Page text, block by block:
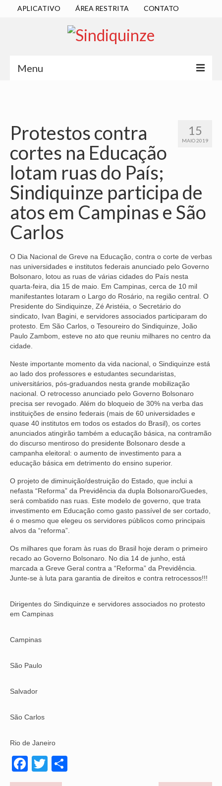
APLICATIVO ÁREA RESTRITA CONTATO
Menu
DIRETORIA EXECUTIVA
ESTATUTO
LOCALIZAÇÃO
QUEM SOMOS
NOSSA HISTÓRIA
SUBSEDES
ARAÇATUBA
BAURU
PRESIDENTE PRUDENTE
RIBEIRÃO PRETO
SÃO JOSÉ DOS CAMPOS
SÃO JOSÉ DO RIO PRETO
SOROCABA
NOTÍCIAS
BOLETIM
VÍDEOS
CONVÊNIOS
SINDICALIZE-SE
JURÍDICO
APOSENTADOS
AGENTES DE POLÍCIA JUDICIAL
ANALISTAS JUDICIÁRIOS
LGBTQIA+
MULHERES
TÉCNICOS JUDICIÁRIOS
TECNOLOGIA DA INFORMAÇÃO
15
MAIO 2019
Protestos contra
cortes na Educação
lotam ruas do País;
Sindiquinze participa de
atos em Campinas e São
Carlos
O Dia Nacional de Greve na Educação, contra o corte de verbas
nas universidades e institutos federais anunciado pelo Governo
Bolsonaro, lotou as ruas de várias cidades do País nesta
quarta-feira, dia 15 de maio. Em Campinas, cerca de 10 mil
manifestantes lotaram o Largo do Rosário, na região central. O
Presidente do Sindiquinze, Zé Aristéia, o Secretário do
sindicato, Ivan Bagini, e servidores associados participaram do
protesto. Em São Carlos, o Tesoureiro do Sindiquinze, João
Paulo Zambom, esteve no ato que reuniu milhares no centro da
cidade.
Neste importante momento da vida nacional, o Sindiquinze está
ao lado dos professores e estudantes secundaristas,
universitários, pós-graduandos nesta grande mobilização
nacional. O retrocesso anunciado pelo Governo Bolsonaro
precisa ser revogado. Além do bloqueio de 30% na verba das
instituições de ensino federais (mais de 60 universidades e
quase 40 institutos em todos os estados do Brasil), os cortes
anunciados atingirão também a educação básica, na contramão
do discurso mentiroso do presidente Bolsonaro desde a
campanha eleitoral: o aumento de investimento para a
educação básica em detrimento do ensino superior.
O projeto de diminuição/destruição do Estado, que inclui a
nefasta “Reforma” da Previdência da dupla Bolsonaro/Guedes,
será combatido nas ruas. Este modelo de governo, que trata
investimento em Educação como gasto passível de ser cortado,
é o mesmo que elegeu os servidores públicos como principais
alvos da “reforma”.
Os milhares que foram às ruas do Brasil hoje deram o primeiro
recado ao Governo Bolsonaro. No dia 14 de junho, está
marcada a Greve Geral contra a “Reforma” da Previdência.
Junte-se à luta para garantia de direitos e contra retrocessos!!!
Dirigentes do Sindiquinze e servidores associados no protesto
em Campinas
Campinas
São Paulo
Salvador
São Carlos
Rio de Janeiro
Facebook
Twitter